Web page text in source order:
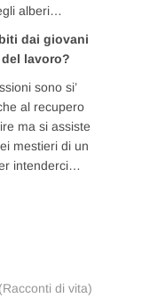
alberi…
dai giovani
lavoro?
sono si’
al recupero
ma si assiste
mestieri di un
intenderci…
di vita)